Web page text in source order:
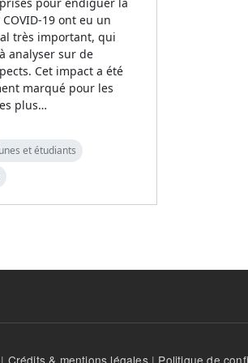
19 ont eu un
très important, qui
analyser sur de
Cet impact a été
marqué pour les
plus…
et étudiants
Crédits & mentions légales| Politique de